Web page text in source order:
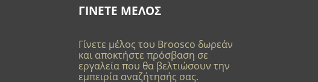
ΓΙΝΕΤΕ ΜΕΛΟΣ
Γίνετε μέλος του Broosco δωρεάν
και αποκτήστε πρόσβαση σε
εργαλεία που θα βελτιώσουν την
εμπειρία αναζήτησής σας.